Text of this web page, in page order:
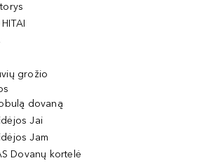
grožio
dovaną
Jai
Jam
Dovanų kortelė